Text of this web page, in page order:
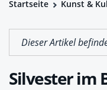
Startseite Kunst &
Dieser Artikel
Silvester im